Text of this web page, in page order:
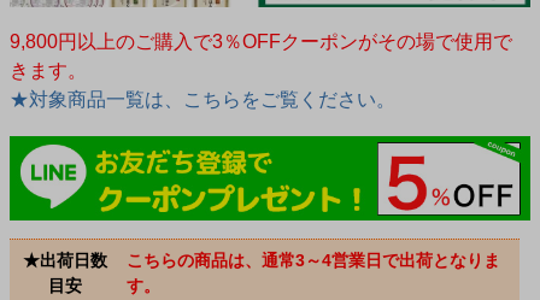
9,800円以上のご購入で3％OFFクーポンがその場で使用で
きます。
★対象商品一覧は、こちらをご覧ください。
★出荷日数
目安
こちらの商品は、通常3～4営業日で出荷となりま
す。